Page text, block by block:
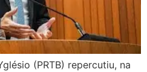
(PRTB) repercutiu, na